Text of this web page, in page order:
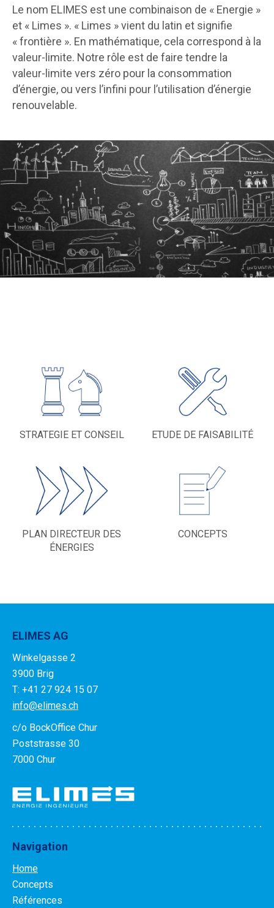
Le nom ELIMES est une combinaison de « Energie »
et « Limes ». « Limes » vient du latin et signifie
« frontière ». En mathématique, cela correspond à la
valeur-limite. Notre rôle est de faire tendre la
valeur-limite vers zéro pour la consommation
d’énergie, ou vers l’infini pour l’utilisation d’énergie
renouvelable.
STRATEGIE ET CONSEIL ETUDE DE FAISABILITÉ
PLAN DIRECTEUR DES
ÉNERGIES
CONCEPTS
ELIMES AG
Winkelgasse 2
3900 Brig
T: +41 27 924 15 07
info@elimes.ch
c/o BockOffice Chur
Poststrasse 30
7000 Chur
Navigation
Home
Concepts
Références